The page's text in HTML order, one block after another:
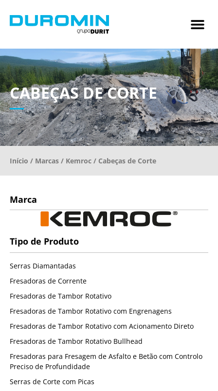
CABEÇAS DE CORTE
Início / Marcas / Kemroc / Cabeças de Corte
Marca
Tipo de Produto
Serras Diamantadas
Fresadoras de Corrente
Fresadoras de Tambor Rotativo
Fresadoras de Tambor Rotativo com Engrenagens
Fresadoras de Tambor Rotativo com Acionamento Direto
Fresadoras de Tambor Rotativo Bullhead
Fresadoras para Fresagem de Asfalto e Betão com Controlo
Preciso de Profundidade
Serras de Corte com Picas